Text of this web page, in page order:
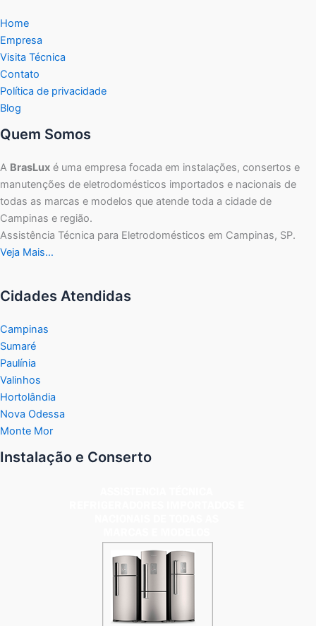
Home
Empresa
Visita Técnica
Contato
Política de privacidade
Blog
Quem Somos
A BrasLux é uma empresa focada em instalações, consertos e
manutenções de eletrodomésticos importados e nacionais de
todas as marcas e modelos que atende toda a cidade de
Campinas e região.
Assistência Técnica para Eletrodomésticos em Campinas, SP.
Veja Mais…
Cidades Atendidas
Campinas
Sumaré
Paulínia
Valinhos
Hortolândia
Nova Odessa
Monte Mor
Instalação e Conserto